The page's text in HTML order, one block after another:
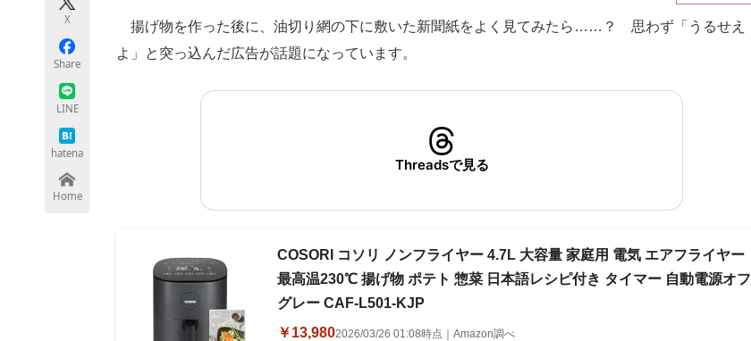
ちょっと気になるネットの話題
X
Share
LINE
hatena
Home
揚げ物を作った後に、油切り網の下に敷いた新聞紙をよく見てみたら……？ 思わず「うるせえ
よ」と突っ込んだ広告が話題になっています。
Threadsで見る
COSORI コソリ ノンフライヤー 4.7L 大容量 家庭用 電気 エアフライヤー
最高温230℃ 揚げ物 ポテト 惣菜 日本語レシピ付き タイマー 自動電源オフ
グレー CAF-L501-KJP
￥13,9802026/03/26 01:08時点｜Amazon調べ